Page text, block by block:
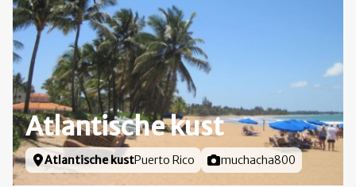
Atlantische kust
Locatie
Atlantische kustPuerto Rico Foto door
muchacha800